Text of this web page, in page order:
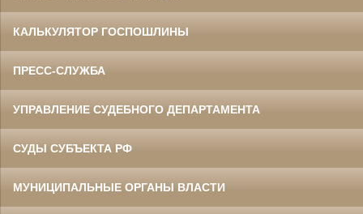
КАЛЬКУЛЯТОР ГОСПОШЛИНЫ
ПРЕСС-СЛУЖБА
УПРАВЛЕНИЕ СУДЕБНОГО ДЕПАРТАМЕНТА
СУДЫ СУБЪЕКТА РФ
МУНИЦИПАЛЬНЫЕ ОРГАНЫ ВЛАСТИ